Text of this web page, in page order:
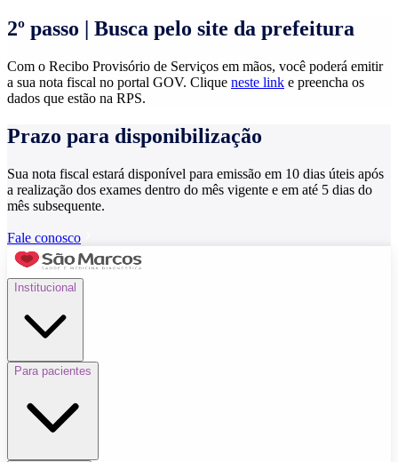
2º passo | Busca pelo site da prefeitura
Com o Recibo Provisório de Serviços em mãos, você poderá emitir
a sua nota fiscal no portal GOV. Clique neste link e preencha os
dados que estão na RPS.
Prazo para disponibilização
Sua nota fiscal estará disponível para emissão em 10 dias úteis após
a realização dos exames dentro do mês vigente e em até 5 dias do
mês subsequente.
Fale conosco
Institucional
Para pacientes